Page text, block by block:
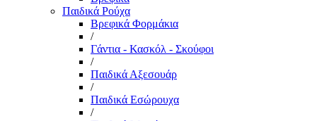
Παιδικά Ρούχα
Βρεφικά Φορμάκια
/
Γάντια - Κασκόλ - Σκούφοι
/
Παιδικά Αξεσουάρ
/
Παιδικά Εσώρουχα
/